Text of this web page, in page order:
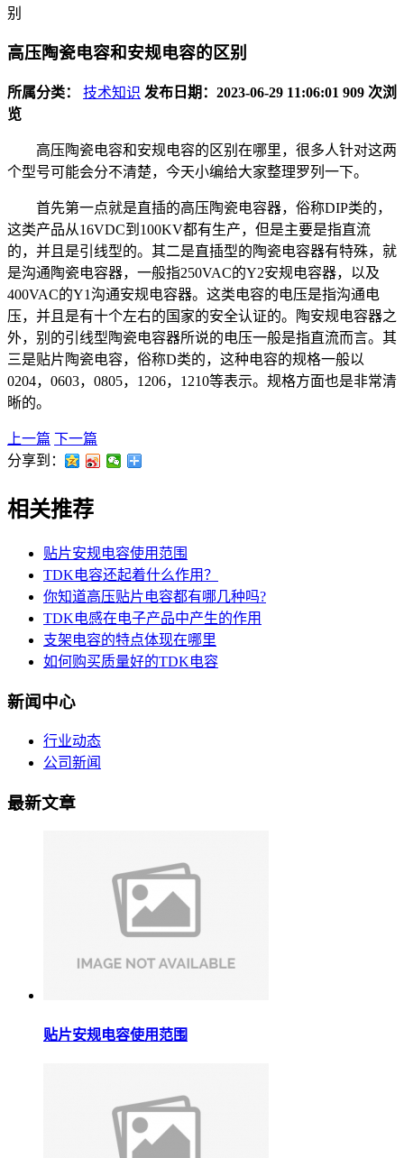
别
高压陶瓷电容和安规电容的区别
所属分类： 技术知识 发布日期：2023-06-29 11:06:01 909 次浏
览
高压陶瓷电容和安规电容的区别在哪里，很多人针对这两
个型号可能会分不清楚，今天小编给大家整理罗列一下。
首先第一点就是直插的高压陶瓷电容器，俗称DIP类的，
这类产品从16VDC到100KV都有生产，但是主要是指直流
的，并且是引线型的。其二是直插型的陶瓷电容器有特殊，就
是沟通陶瓷电容器，一般指250VAC的Y2安规电容器，以及
400VAC的Y1沟通安规电容器。这类电容的电压是指沟通电
压，并且是有十个左右的国家的安全认证的。陶安规电容器之
外，别的引线型陶瓷电容器所说的电压一般是指直流而言。其
三是贴片陶瓷电容，俗称D类的，这种电容的规格一般以
0204，0603，0805，1206，1210等表示。规格方面也是非常清
晰的。
上一篇 下一篇
分享到：
相关推荐
贴片安规电容使用范围
TDK电容还起着什么作用？
你知道高压贴片电容都有哪几种吗?
TDK电感在电子产品中产生的作用
支架电容的特点体现在哪里
如何购买质量好的TDK电容
新闻中心
行业动态
公司新闻
最新文章
贴片安规电容使用范围